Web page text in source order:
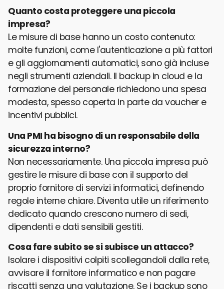
Quanto costa proteggere una piccola
impresa?
Le misure di base hanno un costo contenuto:
molte funzioni, come l'autenticazione a più fattori
e gli aggiornamenti automatici, sono già incluse
negli strumenti aziendali. Il backup in cloud e la
formazione del personale richiedono una spesa
modesta, spesso coperta in parte da voucher e
incentivi pubblici.
Una PMI ha bisogno di un responsabile della
sicurezza interno?
Non necessariamente. Una piccola impresa può
gestire le misure di base con il supporto del
proprio fornitore di servizi informatici, definendo
regole interne chiare. Diventa utile un riferimento
dedicato quando crescono numero di sedi,
dipendenti e dati sensibili gestiti.
Cosa fare subito se si subisce un attacco?
Isolare i dispositivi colpiti scollegandoli dalla rete,
avvisare il fornitore informatico e non pagare
riscatti senza una valutazione. Se i backup sono